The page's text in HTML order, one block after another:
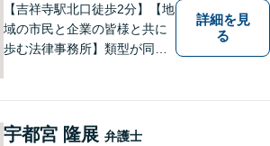
【吉祥寺駅北口徒歩2分】【地
域の市民と企業の皆様と共に
歩む法律事務所】類型が同じ
を図ります。お困りごとがあ
詳細を見
る
宇都宮 隆展 弁護士